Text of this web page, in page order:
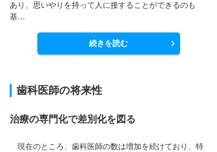
あり、思いやりを持って人に接することができるのも
基…
続きを読む
歯科医師の将来性
治療の専門化で差別化を図る
現在のところ、歯科医師の数は増加を続けており、特